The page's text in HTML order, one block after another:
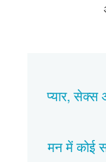
प्यार,
मन में कोई